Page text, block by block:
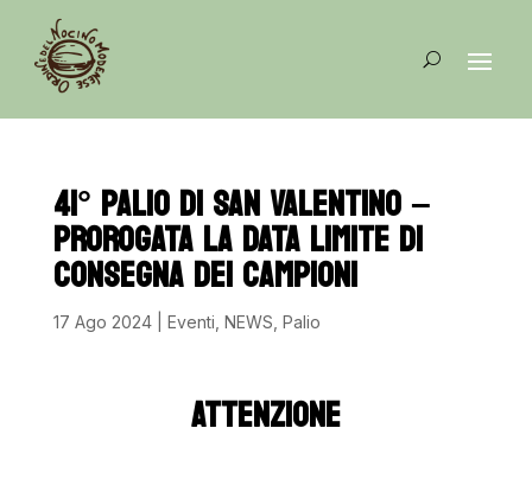
41° PALIO DI SAN VALENTINO –
PROROGATA LA DATA LIMITE DI
CONSEGNA DEI CAMPIONI
17 Ago 2024| Eventi NEWS Palio
ATTENZIONE